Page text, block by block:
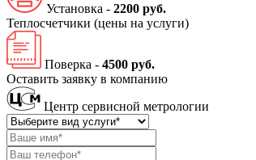
Установка - 2200 руб.
Теплосчетчики (цены на услуги)
Поверка - 4500 руб.
Оставить заявку в компанию
Центр сервисной метрологии